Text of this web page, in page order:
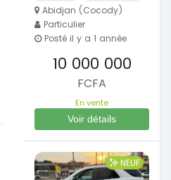
Abidjan (Cocody)
Particulier
Posté il y a 1 année
10 000 000
FCFA
En vente
Voir détails
NEUF